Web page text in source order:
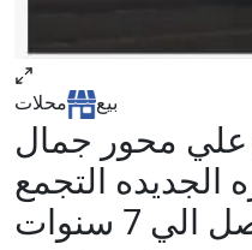
بيع محلات
علي محور جمال
الجديده التجمع
سنوات